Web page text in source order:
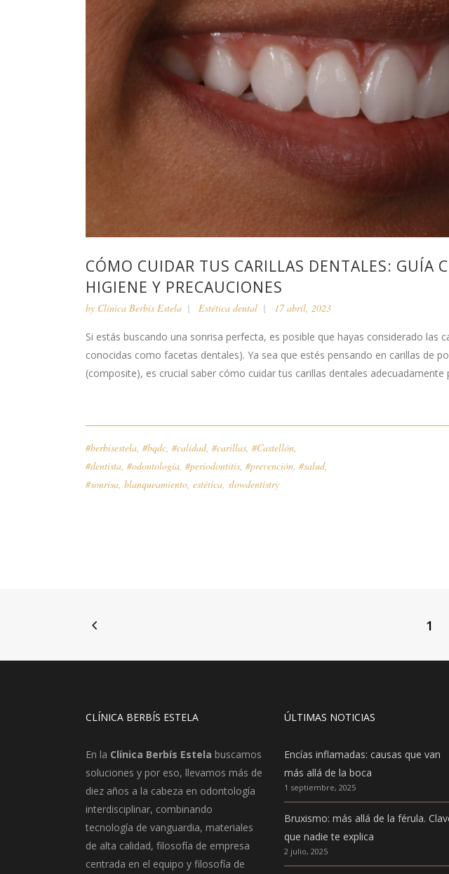
CÓMO CUIDAR TUS CARILLAS DENTALES: GUÍA
HIGIENE Y PRECAUCIONES
by Clínica Berbís Estela Estética dental 17 abril, 2023
Si estás buscando una sonrisa perfecta, es posible que hayas considerado las
conocidas como facetas dentales). Ya sea que estés pensando en carillas de
(composite), es crucial saber cómo cuidar tus carillas dentales adecuadamente
#berbisestela, #bqdc, #calidad, #carillas, #Castellón,
#dentista, #odontologia, #periodontitis, #prevención, #salud,
#sonrisa, blanqueamiento, estética, slowdentistry
1
CLÍNICA BERBÍS ESTELA
En la Clínica Berbís Estela buscamos
soluciones y por eso, llevamos más de
diez años a la cabeza en odontología
interdisciplinar, combinando
tecnología de vanguardia, materiales
de alta calidad, filosofía de empresa
centrada en el equipo y filosofía de
ÚLTIMAS NOTICIAS
Encías inflamadas: causas que van
más allá de la boca
1 septiembre, 2025
Bruxismo: más allá de la férula.
que nadie te explica
2 julio, 2025